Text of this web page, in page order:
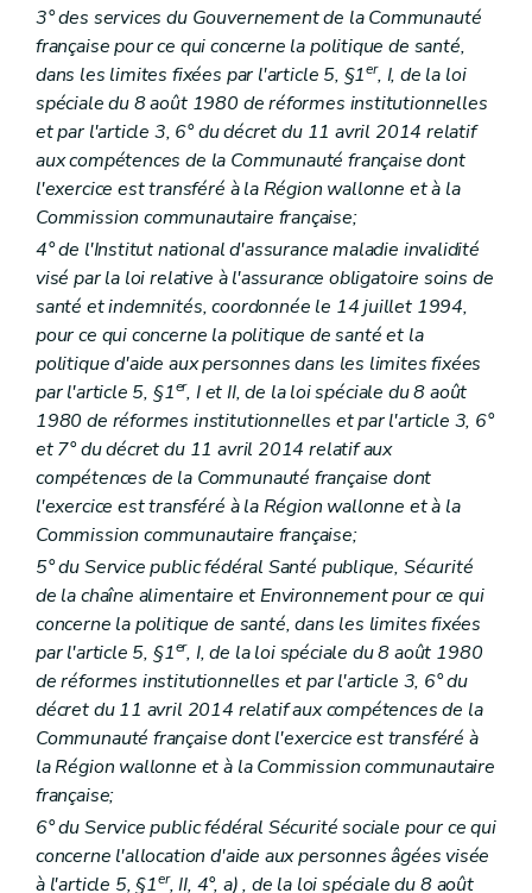
Art. 40
TitreIV
Secrétariat
Art. 41
Titre VI
( (...)– Décret du 3 décembre 2015, art. 111, 2°)
Art. 42
LivreIII
Plaintes
Art. 43
LivreIV
Dispositions communes aux opérateurs de la politique de l'Action sociale et de la Santé visés dans la deuxième partie du Code
Titre 1
er
Collecte de données
Art. 44
Art. 44/1
Art. 44/2
Art. 44/3
Art. 44/4
Art. 44/5
Titre 2 Communication par voie électronique
Art. 45
Titre 3
Rapport d'activités
Art. 46
Titre 4 Subventions
Art. 47
Art. 47/1
Art. 47/2
Art. 47/3
Partie DEUXIEME DISPOSITIONS SECTORIELLES
Livre 1
er
Action sociale
Titre 1er
Services d'insertion sociale et relais sociaux
Chapitre Ier
Dispositions générales
Art. 48
Art. 49
Art. 50
Chapitre II Services d'insertion sociale
Section 1re
Agrément
Sous-section 1re
Conditions
Art. 52
Sous-section 2 Procédure
Art. 53
Art. 54
3° des services du Gouvernement de la Communauté
française pour ce qui concerne la politique de santé,
dans les limites fixées par l'article 5, §1er, I, de la loi
spéciale du 8 août 1980 de réformes institutionnelles
et par l'article 3, 6° du décret du 11 avril 2014 relatif
aux compétences de la Communauté française dont
l'exercice est transféré à la Région wallonne et à la
Commission communautaire française;
4° de l'Institut national d'assurance maladie invalidité
visé par la loi relative à l'assurance obligatoire soins de
santé et indemnités, coordonnée le 14 juillet 1994,
pour ce qui concerne la politique de santé et la
politique d'aide aux personnes dans les limites fixées
par l'article 5, §1er, I et II, de la loi spéciale du 8 août
1980 de réformes institutionnelles et par l'article 3, 6°
et 7° du décret du 11 avril 2014 relatif aux
compétences de la Communauté française dont
l'exercice est transféré à la Région wallonne et à la
Commission communautaire française;
5° du Service public fédéral Santé publique, Sécurité
de la chaîne alimentaire et Environnement pour ce qui
concerne la politique de santé, dans les limites fixées
par l'article 5, §1er, I, de la loi spéciale du 8 août 1980
de réformes institutionnelles et par l'article 3, 6° du
décret du 11 avril 2014 relatif aux compétences de la
Communauté française dont l'exercice est transféré à
la Région wallonne et à la Commission communautaire
française;
6° du Service public fédéral Sécurité sociale pour ce qui
concerne l'allocation d'aide aux personnes âgées visée
à l'article 5, §1er, II, 4°, a), de la loi spéciale du 8 août